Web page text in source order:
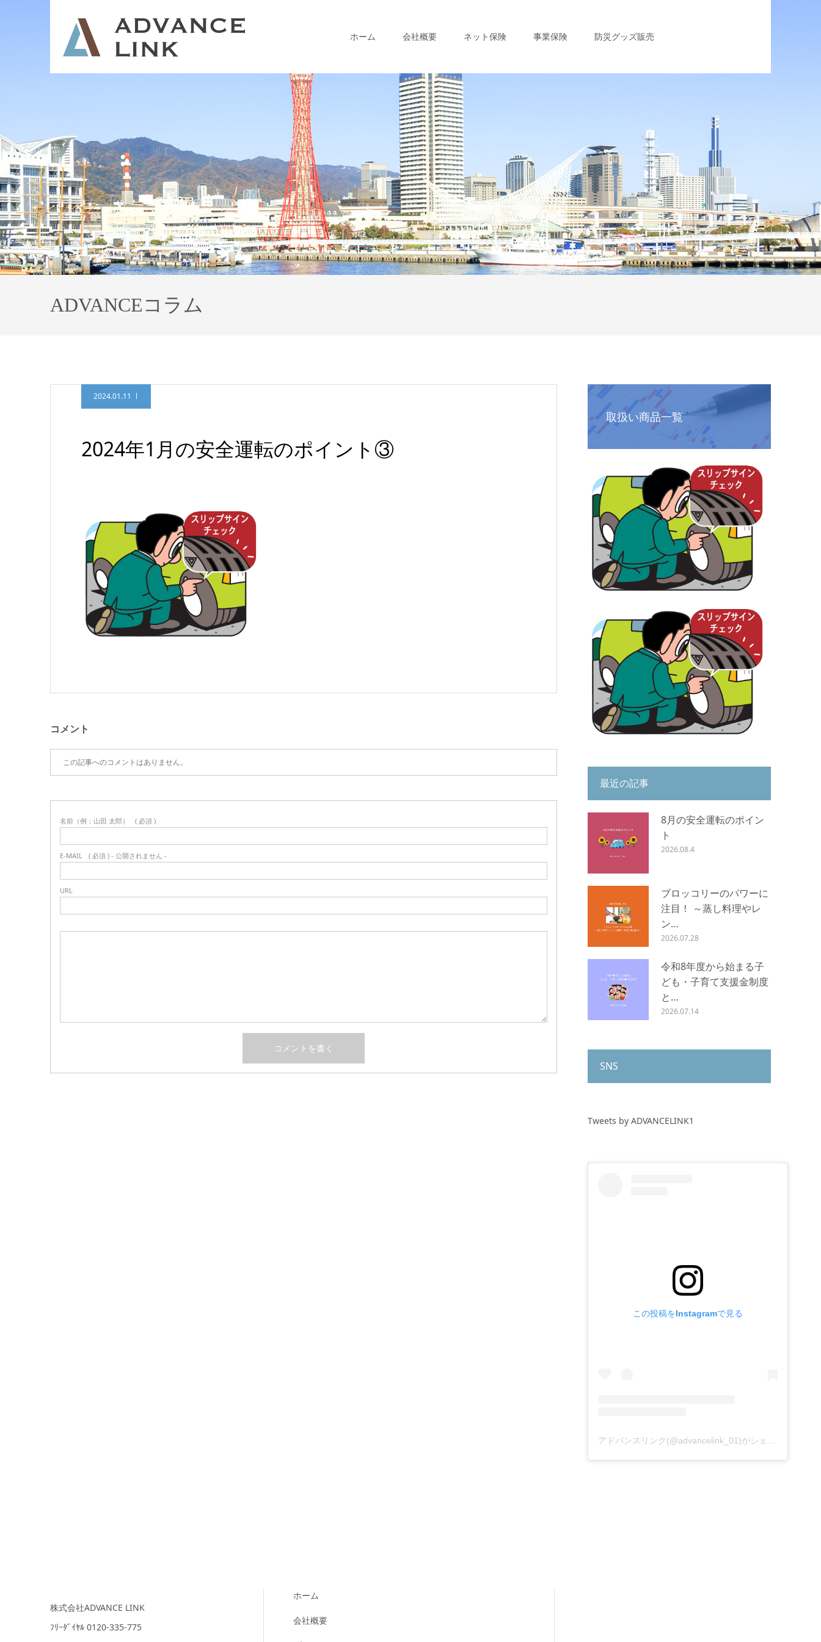
ホーム 会社概要 ネット保険 事業保険 防災グッズ販売
ADVANCEコラム
2024.01.11
2024年1月の安全運転のポイント③
コメント
この記事へのコメントはありません。
名前（例：山田 太郎） ( 必須 )
E-MAIL ( 必須 ) - 公開されません -
URL
取扱い商品一覧
最近の記事
8月の安全運転のポイン
ト
2026.08.4
ブロッコリーのパワーに
注目！ ～蒸し料理やレ
ン…
2026.07.28
令和8年度から始まる子
ども・子育て支援金制度
と…
2026.07.14
SNS
Tweets by ADVANCELINK1
この投稿をInstagramで見る
アドバンスリンク(@advancelink_01)がシェアした投稿
株式会社ADVANCE LINK
ﾌﾘｰﾀﾞｲﾔﾙ 0120-335-775
ホーム
会社概要